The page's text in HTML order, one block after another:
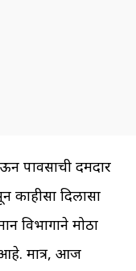
पावसाची दमदार
काहीसा दिलासा
विभागाने मोठा
मात्र, आज